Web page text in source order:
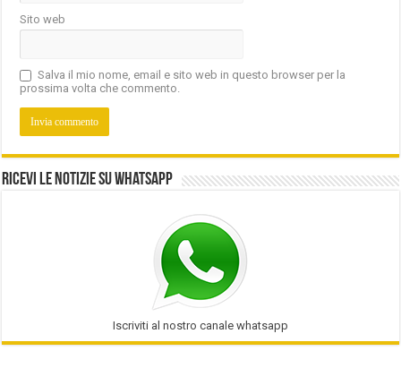
Sito web
Salva il mio nome, email e sito web in questo browser per la
prossima volta che commento.
Ricevi le notizie su Whatsapp
Iscriviti al nostro canale whatsapp